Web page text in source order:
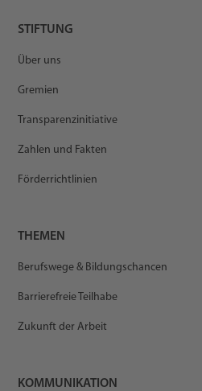
STIFTUNG
Über uns
Gremien
Transparenzinitiative
Zahlen und Fakten
Förderrichtlinien
THEMEN
Berufswege & Bildungschancen
Barrierefreie Teilhabe
Zukunft der Arbeit
KOMMUNIKATION